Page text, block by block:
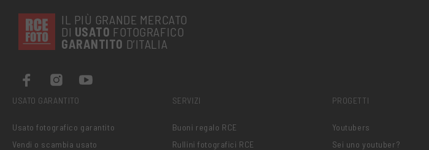
IL PIÙ GRANDE MERCATO
DI USATO FOTOGRAFICO
GARANTITO D’ITALIA
USATO GARANTITO
Usato fotografico garantito
Vendi o scambia usato
SERVIZI
Buoni regalo RCE
Rullini fotografici RCE
PROGETTI
Youtubers
Sei uno youtuber?